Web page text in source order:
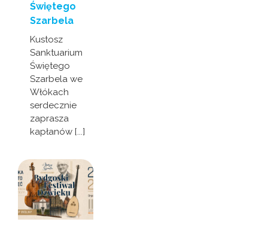
Świętego
Szarbela
Kustosz
Sanktuarium
Świętego
Szarbela we
Włókach
serdecznie
zaprasza
kapłanów [...]